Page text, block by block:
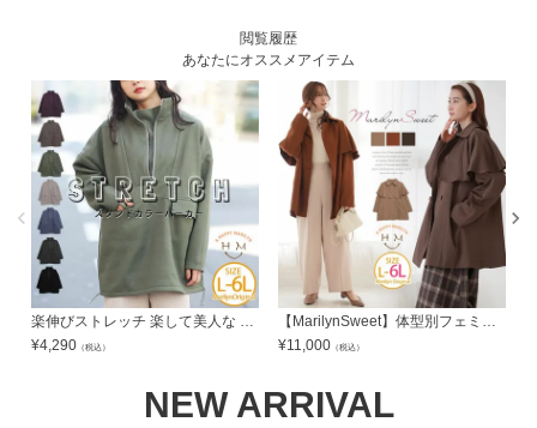
閲覧履歴
あなたにオススメアイテム
¥4,290 （税込）
¥11,000 （税込）
NEW ARRIVAL